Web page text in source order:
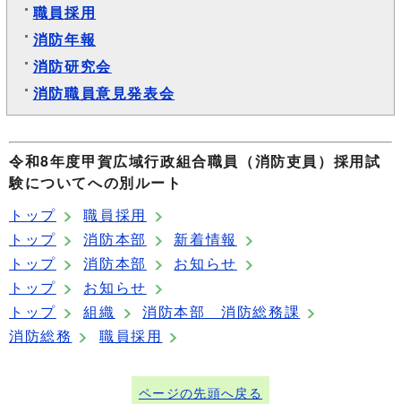
職員採用
消防年報
消防研究会
消防職員意見発表会
令和8年度甲賀広域行政組合職員（消防吏員）採用試
験についてへの別ルート
トップ
職員採用
トップ
消防本部
新着情報
トップ
消防本部
お知らせ
トップ
お知らせ
トップ
組織
消防本部 消防総務課
消防総務
職員採用
ページの先頭へ戻る